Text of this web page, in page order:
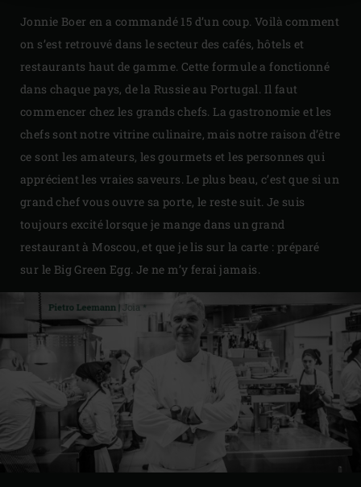
Jonnie Boer en a commandé 15 d’un coup. Voilà comment
on s’est retrouvé dans le secteur des cafés, hôtels et
restaurants haut de gamme. Cette formule a fonctionné
dans chaque pays, de la Russie au Portugal. Il faut
commencer chez les grands chefs. La gastronomie et les
chefs sont notre vitrine culinaire, mais notre raison d’être
ce sont les amateurs, les gourmets et les personnes qui
apprécient les vraies saveurs. Le plus beau, c’est que si un
grand chef vous ouvre sa porte, le reste suit. Je suis
toujours excité lorsque je mange dans un grand
restaurant à Moscou, et que je lis sur la carte : préparé
sur le Big Green Egg. Je ne m’y ferai jamais.